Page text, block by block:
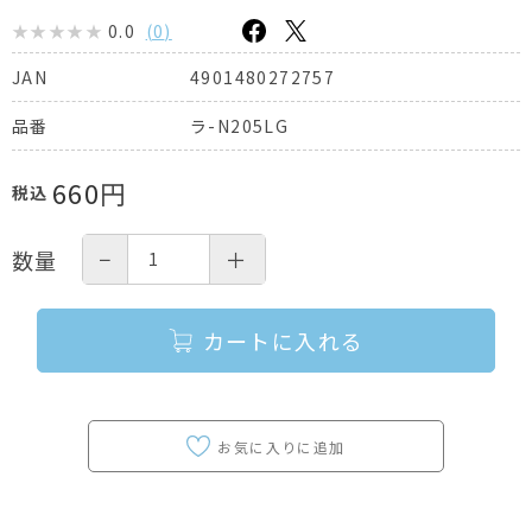
0.0 (0)
JAN
4901480272757
品番 ラ-N205LG
税込 660円
数量 − ＋
カートに入れる